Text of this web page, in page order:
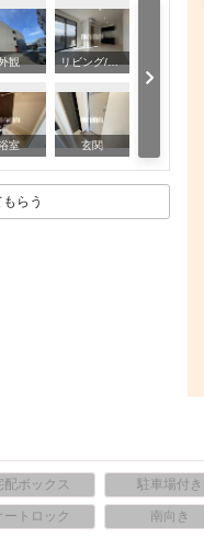
観 リビング/ダイニング
室 玄関
らう
配ボックス 駐車場付き
ートロック 南向き